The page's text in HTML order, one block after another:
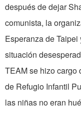
después de dejar
comunista, la
Esperanza de
situación
TEAM se hizo cargo
de Refugio Infantil
las niñas no eran